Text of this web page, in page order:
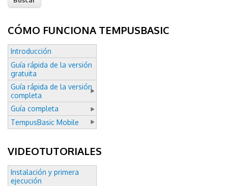
CÓMO FUNCIONA TEMPUSBASIC
Introducción
Guía rápida de la versión
gratuita
Guía rápida de la versión
completa
Guía completa
TempusBasic Mobile
VIDEOTUTORIALES
Instalación y primera
ejecución